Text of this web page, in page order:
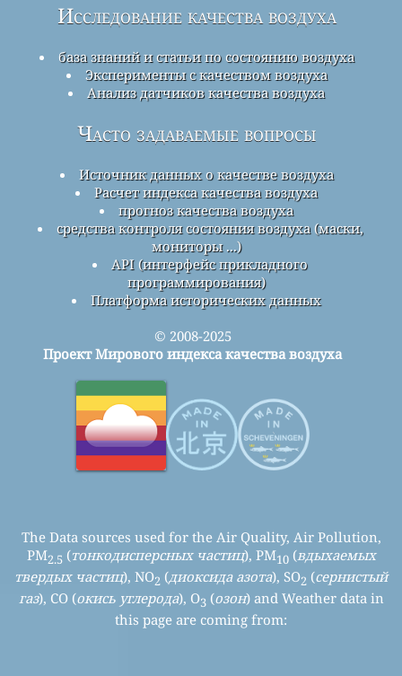
Исследование качества воздуха
база знаний и статьи по состоянию воздуха
Эксперименты с качеством воздуха
Анализ датчиков качества воздуха
Часто задаваемые вопросы
Источник данных о качестве воздуха
Расчет индекса качества воздуха
прогноз качества воздуха
средства контроля состояния воздуха (маски,
мониторы ...)
API (интерфейс прикладного
программирования)
Платформа исторических данных
© 2008-2025
Проект Мирового индекса качества воздуха
The Data sources used for the Air Quality, Air Pollution,
PM2.5 (тонкодисперсных частиц), PM10(вдыхаемых
твердых частиц), NO2 (диоксида азота), SO2 (сернистый
газ), CO (окись углерода), O3 (озон) and Weather data in
this page are coming from: